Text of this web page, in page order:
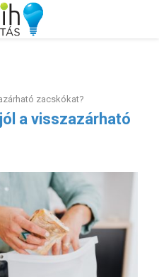
zacskókat?
a visszazárható